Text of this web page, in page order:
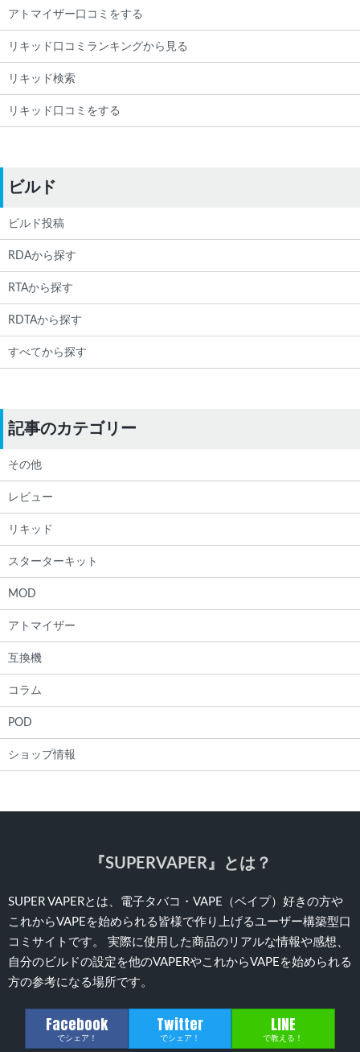
アトマイザー口コミをする
リキッド口コミランキングから見る
リキッド検索
リキッド口コミをする
ビルド
ビルド投稿
RDAから探す
RTAから探す
RDTAから探す
すべてから探す
記事のカテゴリー
その他
レビュー
リキッド
スターターキット
MOD
アトマイザー
互換機
コラム
POD
ショップ情報
『SUPERVAPER』とは？
SUPER VAPERとは、電子タバコ・VAPE（ベイプ）好きの方や
これからVAPEを始められる皆様で作り上げるユーザー構築型口
コミサイトです。 実際に使用した商品のリアルな情報や感想、
自分のビルドの設定を他のVAPERやこれからVAPEを始められる
方の参考になる場所です。
Facebook
でシェア！
Twitter
でシェア！
LINE
で教える！